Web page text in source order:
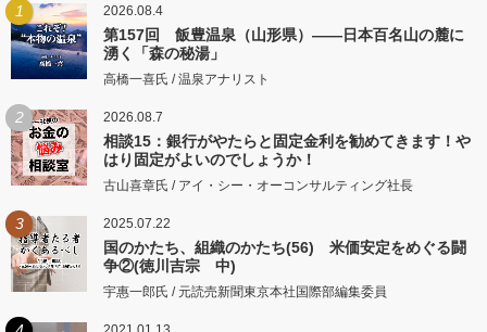
1 2026.08.4
第157回 飯豊温泉（山形県）――日本百名山の麓に
湧く「森の秘湯」
高橋一喜氏 / 温泉アナリスト
2 2026.08.7
相談15：銀行がやたらと固定金利を勧めてきます！や
はり固定がよいのでしょうか！
古山喜章氏 / アイ・シー・オーコンサルティング社長
3 2025.07.22
国のかたち、組織のかたち(56) 米価安定をめぐる闘
争②(徳川吉宗 中)
宇惠一郎氏 / 元読売新聞東京本社国際部編集委員